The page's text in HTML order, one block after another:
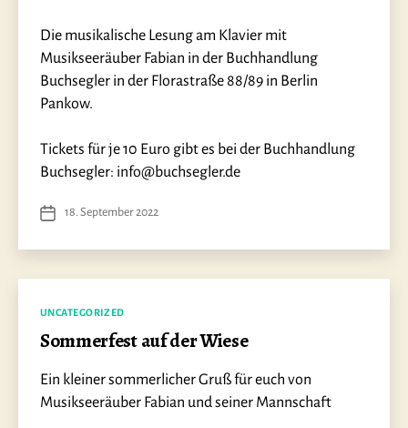
Die musikalische Lesung am Klavier mit
Musikseeräuber Fabian in der Buchhandlung
Buchsegler in der Florastraße 88/89 in Berlin
Pankow.
Tickets für je 10 Euro gibt es bei der Buchhandlung
Buchsegler: info@buchsegler.de
Veröffentlichungsdatum
18. September 2022
Kategorien
UNCATEGORIZED
Sommerfest auf der Wiese
Ein kleiner sommerlicher Gruß für euch von
Musikseeräuber Fabian und seiner Mannschaft